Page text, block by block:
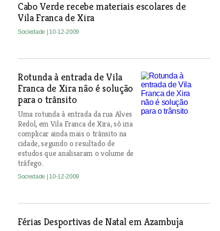
Cabo Verde recebe materiais escolares de
Vila Franca de Xira
Sociedade | 10-12-2009
Rotunda à entrada de Vila
Franca de Xira não é solução
para o trânsito
Uma rotunda à entrada da rua Alves
Redol, em Vila Franca de Xira, só iria
complicar ainda mais o trânsito na
cidade, segundo o resultado de
estudos que analisaram o volume de
tráfego.
Sociedade | 10-12-2009
Férias Desportivas de Natal em Azambuja